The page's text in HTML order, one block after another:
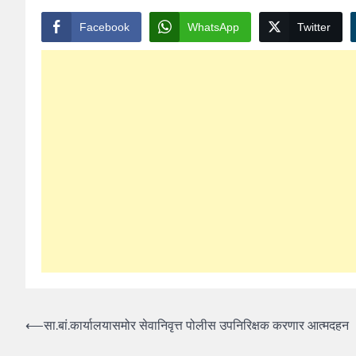
Facebook WhatsApp Twitter
Post
⟵सा.बां.कार्यालयासमोर सेवानिवृत्त पोलीस उपनिरिक्षक करणार आत्मदहन